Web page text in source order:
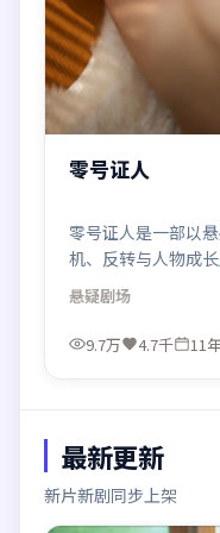
零号证人
零号证人是一部以
机、反转与人物成
观看。
悬疑剧场
9.7万 4.7千 11
最新更新
新片新剧同步上架